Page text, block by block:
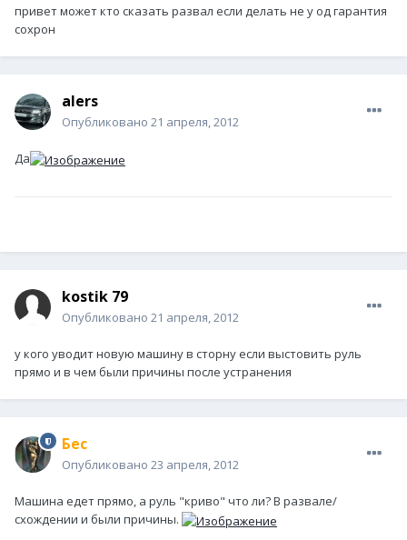
привет может кто сказать развал если делать не у од гарантия
сохрон
alers
Опубликовано 21 апреля, 2012
Да
kostik 79
Опубликовано 21 апреля, 2012
у кого уводит новую машину в сторну если выстовить руль
прямо и в чем были причины после устранения
Бес
Опубликовано 23 апреля, 2012
Машина едет прямо, а руль "криво" что ли? В развале/
схождении и были причины.